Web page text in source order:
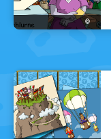
©